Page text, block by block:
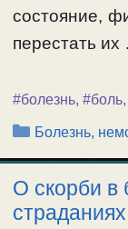
состояние,
перестать
#болезнь, #боль,
Рубрики
Болезнь,
О скорби в
страданиях